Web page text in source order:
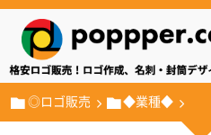
◎ロゴ販売 ◆業種◆